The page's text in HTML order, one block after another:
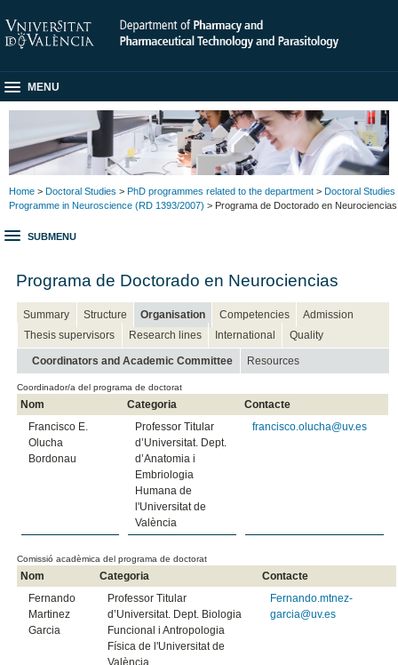
MENU
Home > Doctoral Studies > PhD programmes related to the department > Doctoral Studies
Programme in Neuroscience (RD 1393/2007) > Programa de Doctorado en Neurociencias
SUBMENU
Programa de Doctorado en Neurociencias
Summary Structure Organisation Competencies
Admission
Thesis supervisors
Research lines International Quality
Coordinators and Academic Committee Resources
Coordinador/a del programa de doctorat
Nom Categoria
Contacte
Francisco E.
Olucha
Bordonau
Professor Titular
d’Universitat. Dept.
d’Anatomia i
Embriologia
Humana de
l'Universitat de
València
francisco.olucha@uv.es
Comissió acadèmica del programa de doctorat
Nom Categoria
Contacte
Fernando
Martinez
Garcia
Professor Titular
d’Universitat. Dept. Biologia
Funcional i Antropologia
Física de l'Universitat de
València
Fernando.mtnez-
garcia@uv.es